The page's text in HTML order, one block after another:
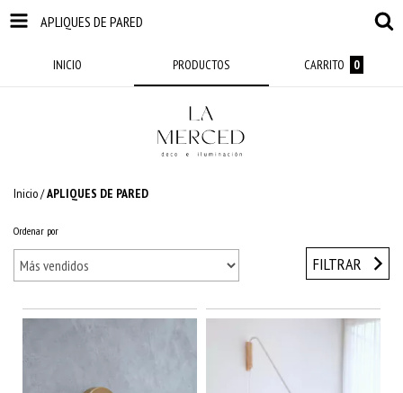
APLIQUES DE PARED
INICIO PRODUCTOS CARRITO 0
Inicio/APLIQUES DE PARED
Ordenar por
FILTRAR